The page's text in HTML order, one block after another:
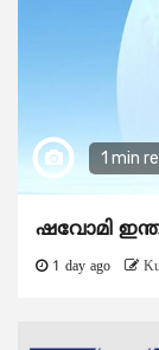
1 min
ഷവോമി
1 day ago